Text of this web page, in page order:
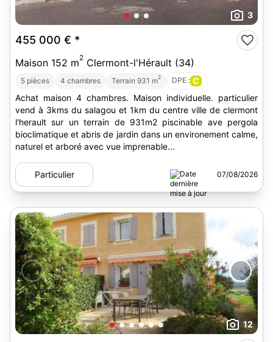
3
455 000 € *
Maison 152 m2 Clermont-l'Hérault (34)
5 pièces 4 chambres Terrain 931 m2 DPE : C
Achat maison 4 chambres. Maison individuelle. particulier
vend à 3kms du salagou et 1km du centre ville de clermont
l'herault sur un terrain de 931m2 piscinable ave pergola
bioclimatique et abris de jardin dans un environement calme,
naturel et arboré avec vue imprenable...
Particulier 07/08/2026
12